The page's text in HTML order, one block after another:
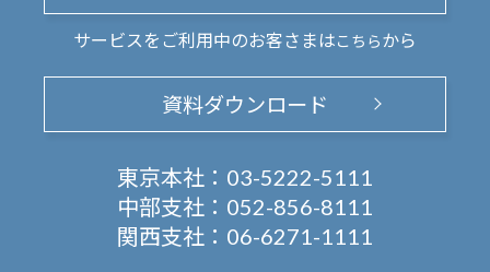
サービスをご利用中のお客さまはこちらから
資料ダウンロード
東京本社： 03-5222-5111
中部支社： 052-856-8111
関西支社： 06-6271-1111